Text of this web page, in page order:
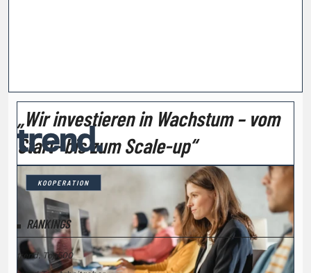
„Wir investieren in Wachstum – vom
Start- bis zum Scale-up“
KOOPERATION
RANKINGS
trend. Top500